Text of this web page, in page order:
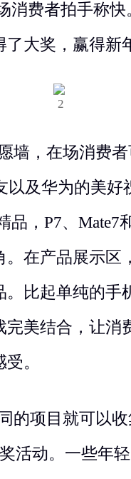
消费者拍手称
了大奖，赢得新
墙，在场消费
以及华为的美好
品，P7、Mate7
。在产品展示区
。比起单纯的手
完美结合，让消
。
的项目就可以
活动。一些年